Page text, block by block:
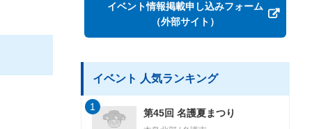
イベント情報掲載申し込みフォーム
（外部サイト）
イベント 人気ランキング
第45回 名護夏まつり
1